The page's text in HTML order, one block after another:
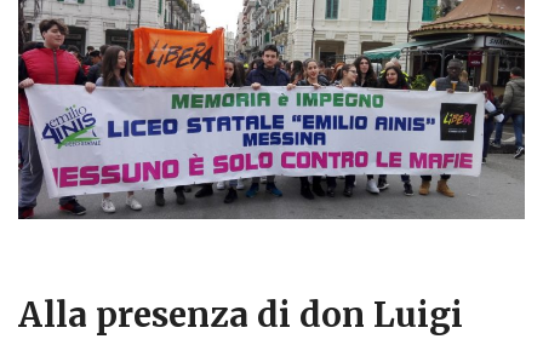
Alla presenza di don Luigi